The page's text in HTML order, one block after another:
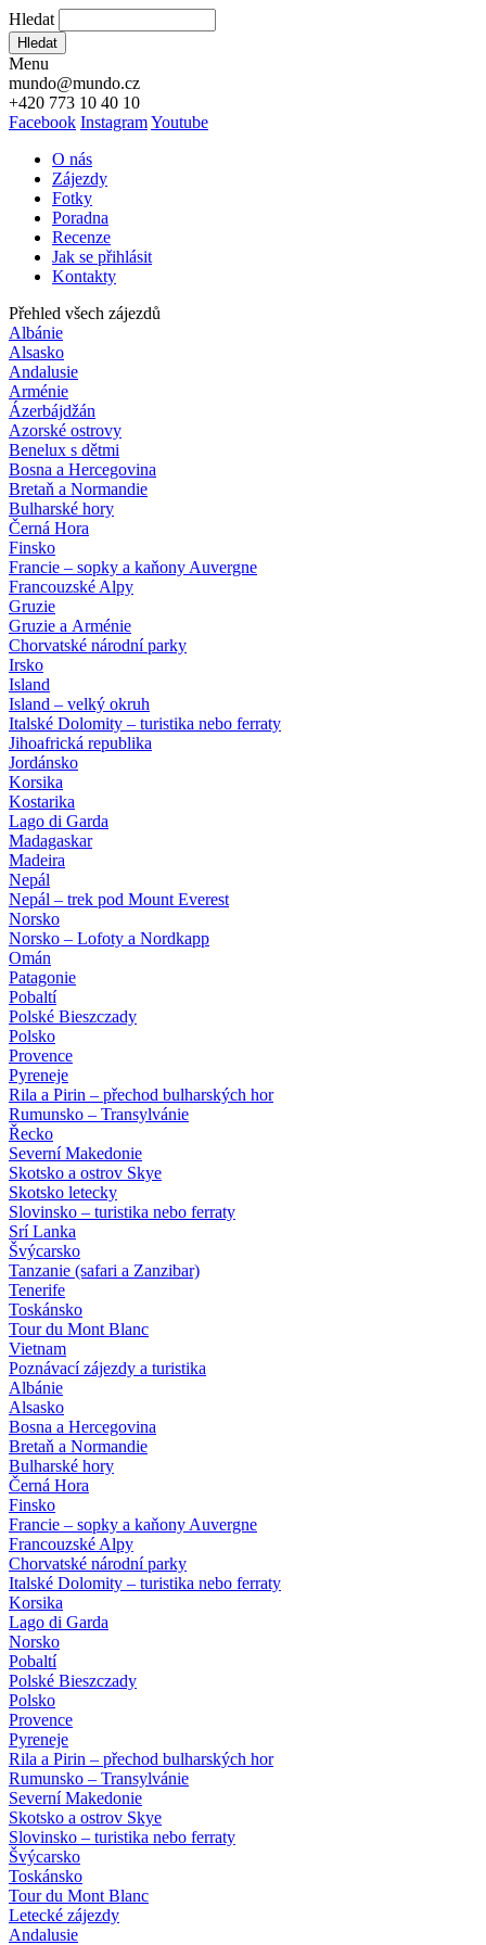
Hledat
Hledat
Menu
mundo@mundo.cz
+420 773 10 40 10
Facebook InstagramYoutube
O nás
Zájezdy
Fotky
Poradna
Recenze
Jak se přihlásit
Kontakty
Přehled všech zájezdů
Albánie
Alsasko
Andalusie
Arménie
Ázerbájdžán
Azorské ostrovy
Benelux s dětmi
Bosna a Hercegovina
Bretaň a Normandie
Bulharské hory
Černá Hora
Finsko
Francie – sopky a kaňony Auvergne
Francouzské Alpy
Gruzie
Gruzie a Arménie
Chorvatské národní parky
Irsko
Island
Island – velký okruh
Italské Dolomity – turistika nebo ferraty
Jihoafrická republika
Jordánsko
Korsika
Kostarika
Lago di Garda
Madagaskar
Madeira
Nepál
Nepál – trek pod Mount Everest
Norsko
Norsko – Lofoty a Nordkapp
Omán
Patagonie
Pobaltí
Polské Bieszczady
Polsko
Provence
Pyreneje
Rila a Pirin – přechod bulharských hor
Rumunsko – Transylvánie
Řecko
Severní Makedonie
Skotsko a ostrov Skye
Skotsko letecky
Slovinsko – turistika nebo ferraty
Srí Lanka
Švýcarsko
Tanzanie (safari a Zanzibar)
Tenerife
Toskánsko
Tour du Mont Blanc
Vietnam
Poznávací zájezdy a turistika
Albánie
Alsasko
Bosna a Hercegovina
Bretaň a Normandie
Bulharské hory
Černá Hora
Finsko
Francie – sopky a kaňony Auvergne
Francouzské Alpy
Chorvatské národní parky
Italské Dolomity – turistika nebo ferraty
Korsika
Lago di Garda
Norsko
Pobaltí
Polské Bieszczady
Polsko
Provence
Pyreneje
Rila a Pirin – přechod bulharských hor
Rumunsko – Transylvánie
Severní Makedonie
Skotsko a ostrov Skye
Slovinsko – turistika nebo ferraty
Švýcarsko
Toskánsko
Tour du Mont Blanc
Letecké zájezdy
Andalusie